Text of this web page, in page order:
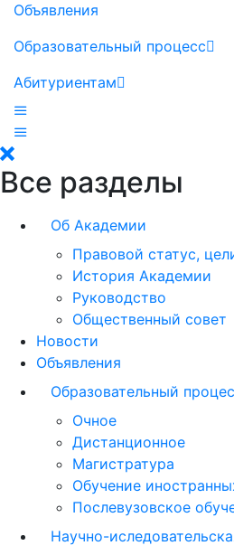
Объявления
Образовательный процесс
Абитуриентам
Все разделы
Об Академии
Правовой статус,
История Академии
Руководство
Общественный совет
Новости
Объявления
Образовательный
Очное
Дистанционное
Магистратура
Обучение
Послевузовское
Научно-